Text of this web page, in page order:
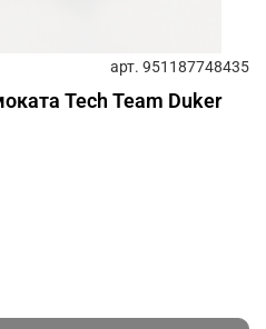
арт. 951187748435
Tech Team Duker